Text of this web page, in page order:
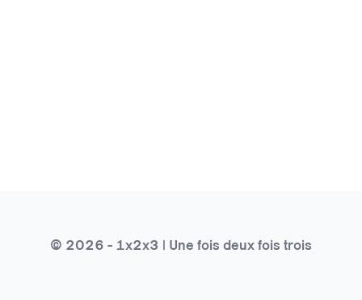
© 2026 - 1x2x3 | Une fois deux fois trois